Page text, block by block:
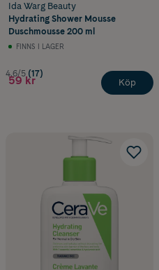
Ida Warg Beauty
Hydrating Shower Mousse
Duschmousse 200 ml
FINNS I LAGER
4.6/5 (17)
59 kr Köp